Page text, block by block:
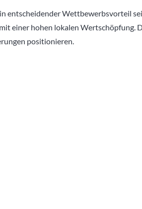
entscheidender Wettbewerbsvorteil
einer hohen lokalen Wertschöpfung.
positionieren.